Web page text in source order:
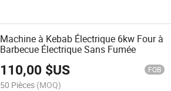
Machine à Kebab Électrique 6kw Four à
Barbecue Électrique Sans Fumée
110,00 $US FOB
50 Pièces (MOQ)